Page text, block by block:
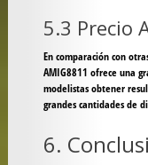
5.3 Precio
En comparación con
AMIG8811 ofrece una
modelistas obtener
grandes cantidades de
6.